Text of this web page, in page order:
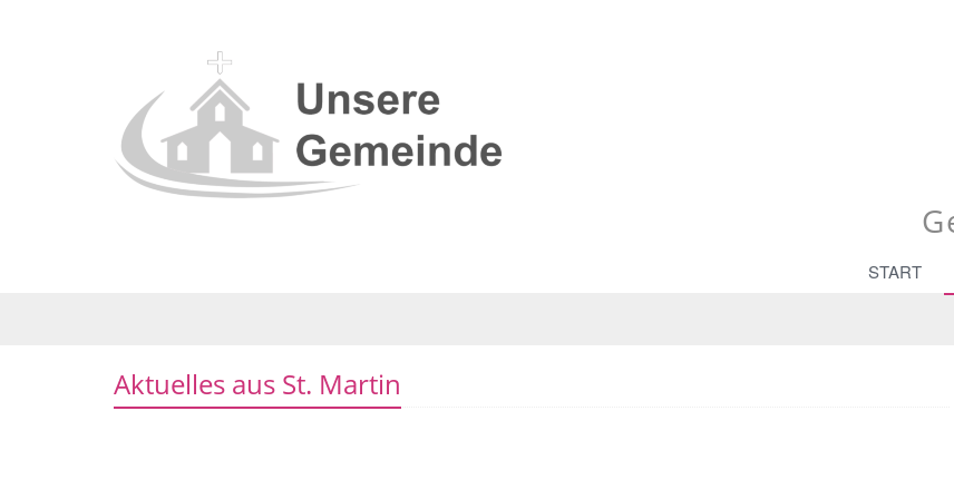
START
Aktuelles aus St. Martin